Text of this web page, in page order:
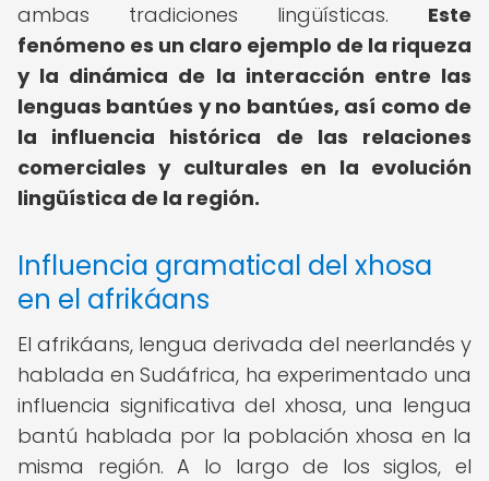
ambas tradiciones lingüísticas. Este
fenómeno es un claro ejemplo de la riqueza
y la dinámica de la interacción entre las
lenguas bantúes y no bantúes, así como de
la influencia histórica de las relaciones
comerciales y culturales en la evolución
lingüística de la región.
Influencia gramatical del xhosa
en el afrikáans
El afrikáans, lengua derivada del neerlandés y
hablada en Sudáfrica, ha experimentado una
influencia significativa del xhosa, una lengua
bantú hablada por la población xhosa en la
misma región. A lo largo de los siglos, el